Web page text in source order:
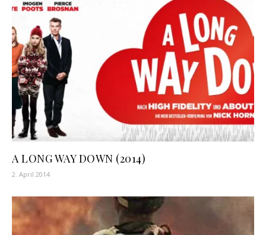
A LONG WAY DOWN (2014)
2. April 2014